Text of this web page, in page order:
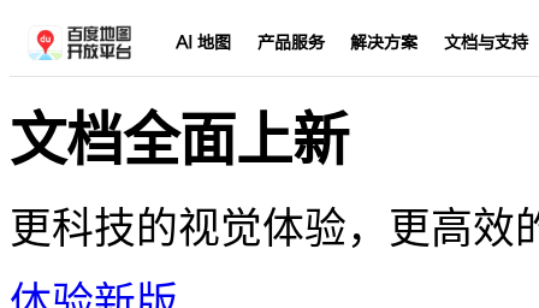
AI 地图 产品服务 解决方案 文档与支持
文档全面上新
更科技的视觉体验，更高效